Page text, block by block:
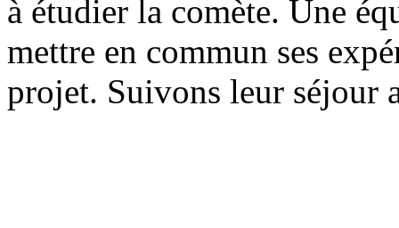
à étudier la comète. Une
mettre en commun ses
projet. Suivons leur séjour